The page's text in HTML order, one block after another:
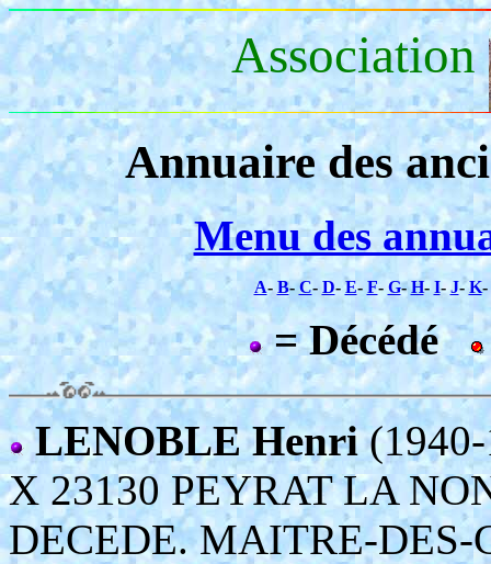
Association
Annuaire des
Menu des
A- B-C- D-E- F- G-H- I- J-K-
= Décédé
LENOBLE Henri(1940-
X 23130 PEYRAT LA
DECEDE. MAITRE-DES-